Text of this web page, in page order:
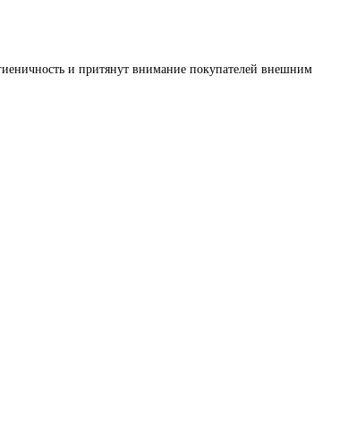
и притянут внимание покупателей внешним